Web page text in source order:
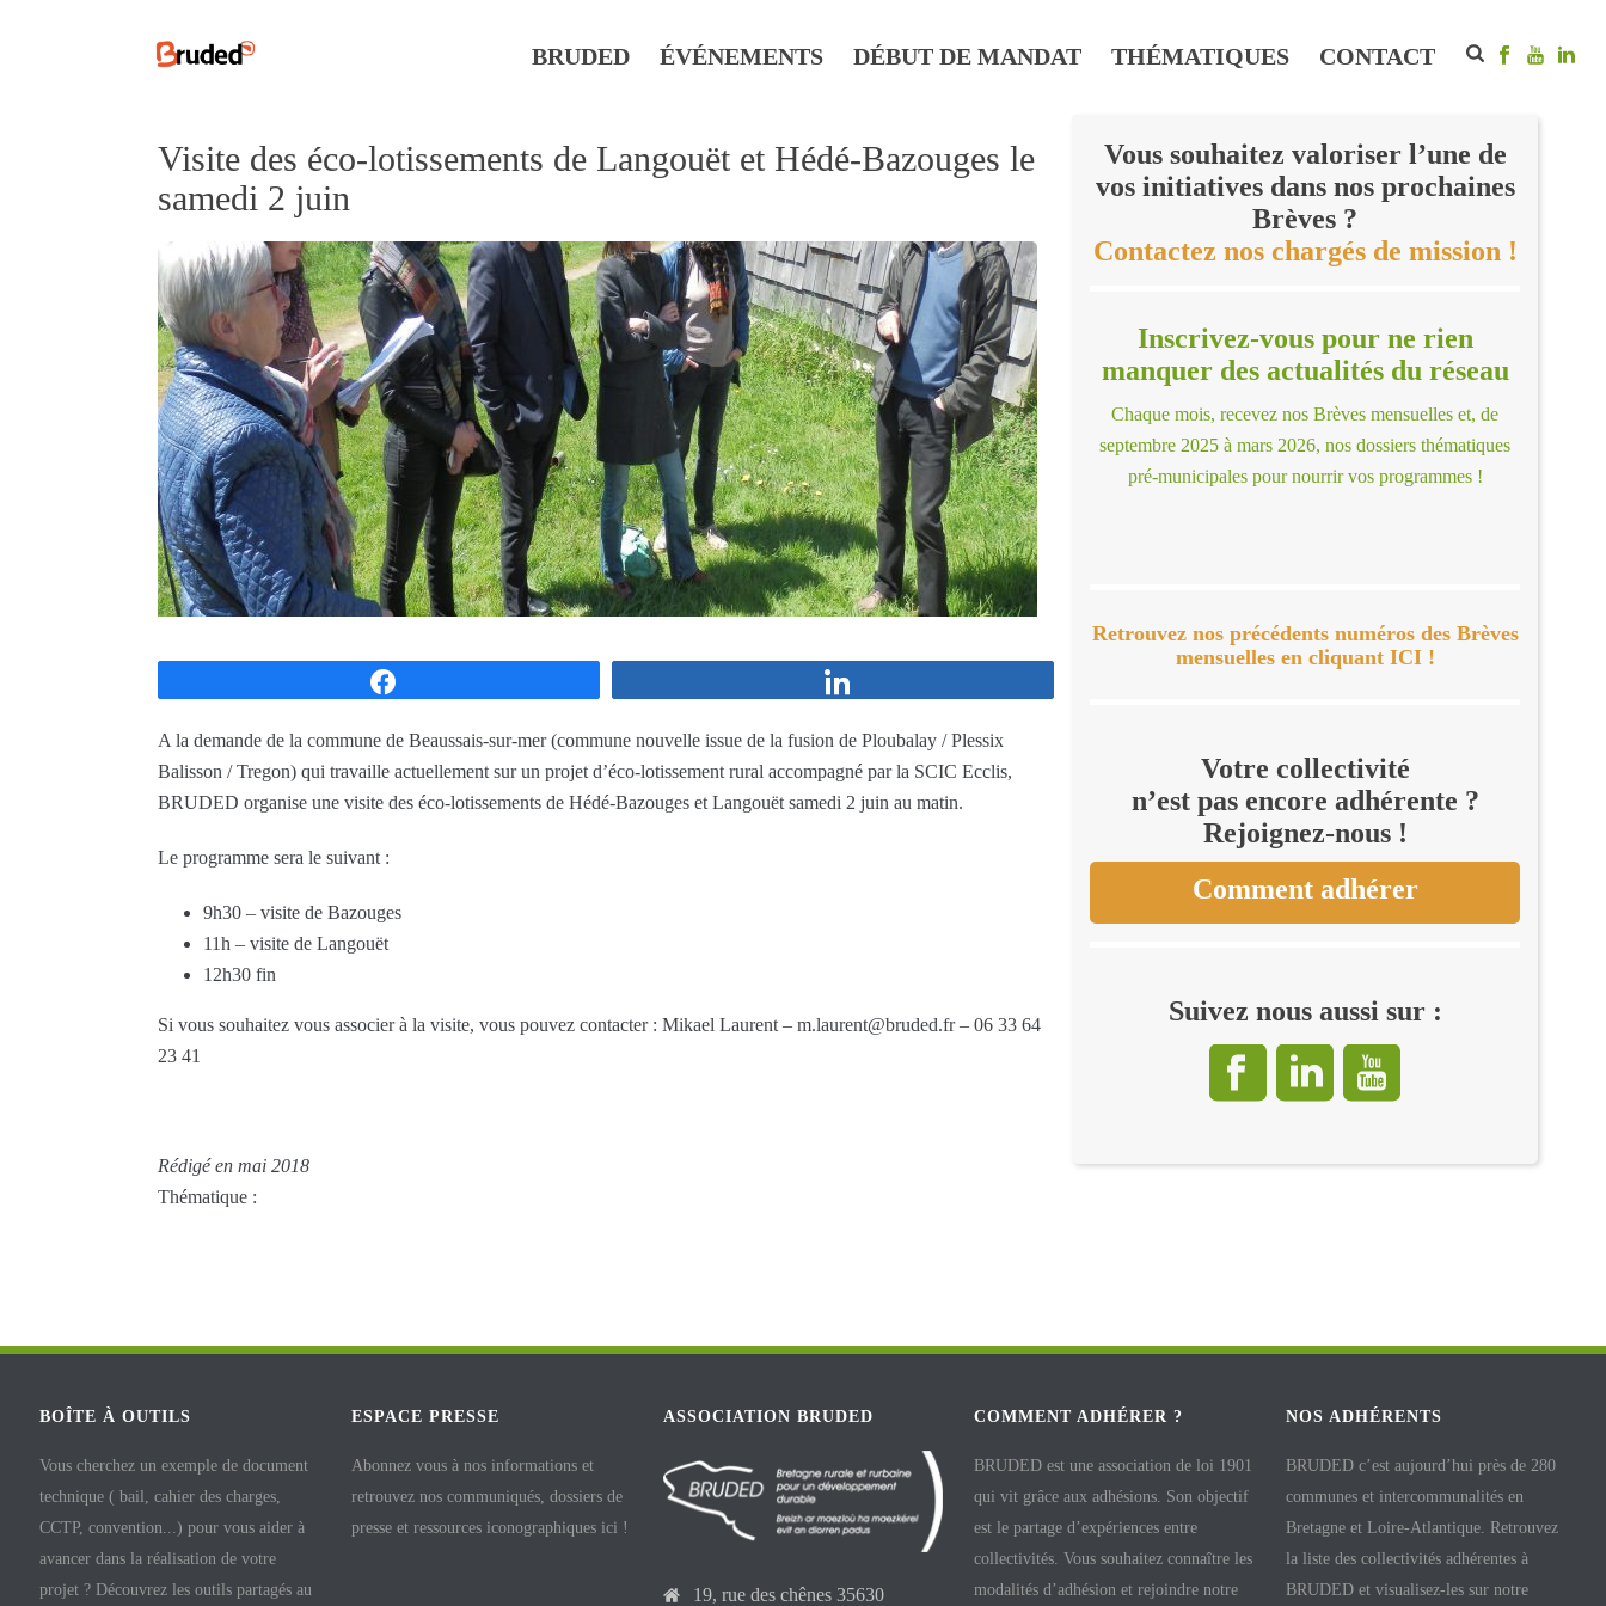
BRUDED ÉVÉNEMENTS DÉBUT DE MANDAT THÉMATIQUES CONTACT
Visite des éco-lotissements de Langouët et Hédé-Bazouges le
samedi 2 juin
A la demande de la commune de Beaussais-sur-mer (commune nouvelle issue de la fusion de Ploubalay / Plessix
Balisson / Tregon) qui travaille actuellement sur un projet d’éco-lotissement rural accompagné par la SCIC Ecclis,
BRUDED organise une visite des éco-lotissements de Hédé-Bazouges et Langouët samedi 2 juin au matin.
Le programme sera le suivant :
9h30 – visite de Bazouges
11h – visite de Langouët
12h30 fin
Si vous souhaitez vous associer à la visite, vous pouvez contacter : Mikael Laurent – m.laurent@bruded.fr – 06 33 64
23 41
Rédigé en mai 2018
Thématique :
Vous souhaitez valoriser l’une de
vos initiatives dans nos prochaines
Brèves ?
Contactez nos chargés de mission !
Inscrivez-vous pour ne rien
manquer des actualités du réseau
Chaque mois, recevez nos Brèves mensuelles et, de
septembre 2025 à mars 2026, nos dossiers thématiques
pré-municipales pour nourrir vos programmes !
Retrouvez nos précédents numéros des Brèves
mensuelles en cliquant ICI !
Votre collectivité
n’est pas encore adhérente ?
Rejoignez-nous !
Comment adhérer
Suivez nous aussi sur :
BOÎTE À OUTILS
Vous cherchez un exemple de document
technique ( bail, cahier des charges,
CCTP, convention...) pour vous aider à
avancer dans la réalisation de votre
projet ? Découvrez les outils partagés au
ESPACE PRESSE
Abonnez vous à nos informations et
retrouvez nos communiqués, dossiers de
presse et ressources iconographiques ici !
ASSOCIATION BRUDED
19, rue des chênes 35630
COMMENT ADHÉRER ?
BRUDED est une association de loi 1901
qui vit grâce aux adhésions. Son objectif
est le partage d’expériences entre
collectivités. Vous souhaitez connaître les
modalités d’adhésion et rejoindre notre
NOS ADHÉRENTS
BRUDED c’est aujourd’hui près de 280
communes et intercommunalités en
Bretagne et Loire-Atlantique. Retrouvez
la liste des collectivités adhérentes à
BRUDED et visualisez-les sur notre